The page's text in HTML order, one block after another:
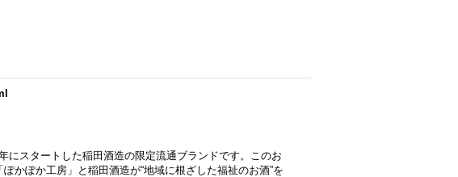
にスタートした稲田酒造の限定流通ブランドです。このお
かぽか工房」と稲田酒造が“地域に根ざした福祉のお酒”を